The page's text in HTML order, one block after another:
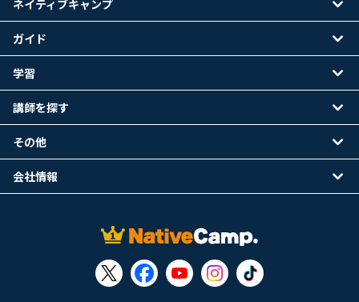
ネイティブキャンプ
ガイド
学習
講師を探す
その他
会社情報